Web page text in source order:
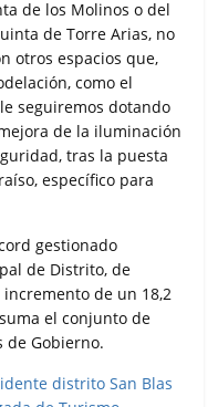
de los Molinos o del
de Torre Arias, no
otros espacios que,
como el
seguiremos dotando
de la iluminación
tras la puesta
específico para
gestionado
de Distrito, de
de un 18,2
el conjunto de
de Gobierno.